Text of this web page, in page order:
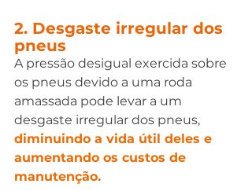
2. Desgaste irregular dos
pneus
A pressão desigual exercida sobre
os pneus devido a uma roda
amassada pode levar a um
desgaste irregular dos pneus,
diminuindo a vida útil deles e
aumentando os custos de
manutenção.